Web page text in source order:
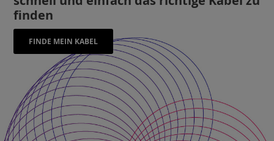
finden
FINDE MEIN KABEL